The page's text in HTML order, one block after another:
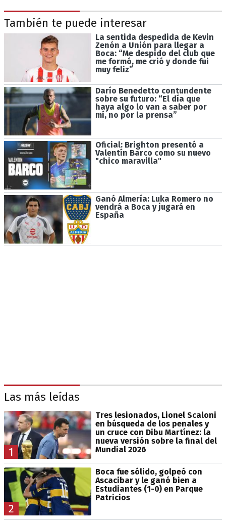
También te puede interesar
La sentida despedida de Kevin
Zenón a Unión para llegar a
Boca: “Me despido del club que
me formó, me crió y donde fui
muy feliz”
Darío Benedetto contundente
sobre su futuro: “El día que
haya algo lo van a saber por
mí, no por la prensa”
Oficial: Brighton presentó a
Valentín Barco como su nuevo
"chico maravilla"
Ganó Almería: Luka Romero no
vendrá a Boca y jugará en
España
Las más leídas
1
Tres lesionados, Lionel Scaloni
en búsqueda de los penales y
un cruce con Dibu Martínez: la
nueva versión sobre la final del
Mundial 2026
2
Boca fue sólido, golpeó con
Ascacibar y le ganó bien a
Estudiantes (1-0) en Parque
Patricios